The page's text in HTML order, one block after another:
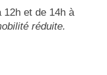
et de 14h à
réduite.